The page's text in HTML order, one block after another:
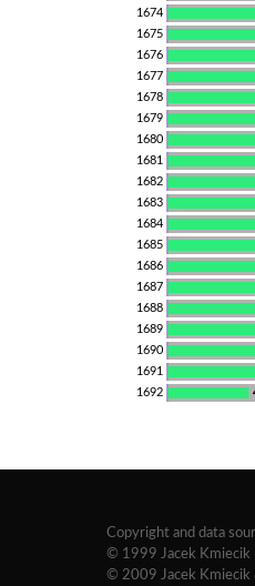
1674
1675
1676
1677
1678
1679
1680
1681
1682
1683
1684
1685
1686
1687
1688
1689
1690
1691
1692
Copyright and data
© 1999 Jacek Kmiecik
© 2009 Jacek Kmiecik